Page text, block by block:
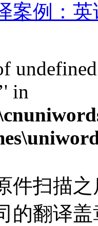
案例：英
in
件扫描
的翻译